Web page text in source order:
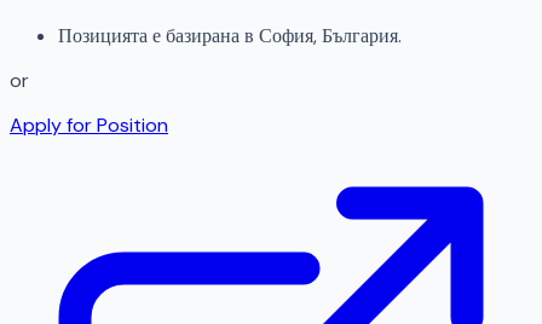
Позицията е базирана в София, България.
or
Apply for Position